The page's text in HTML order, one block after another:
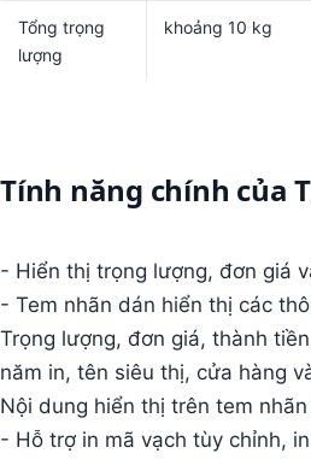
Tổng trọng
lượng
khoảng 10 kg
Tính năng chính của
- Hiển thị trọng lượng, đơn giá
- Tem nhãn dán hiển thị các
Trọng lượng, đơn giá, thành
năm in, tên siêu thị, cửa hàng
Nội dung hiển thị trên tem
- Hỗ trợ in mã vạch tùy chỉnh,